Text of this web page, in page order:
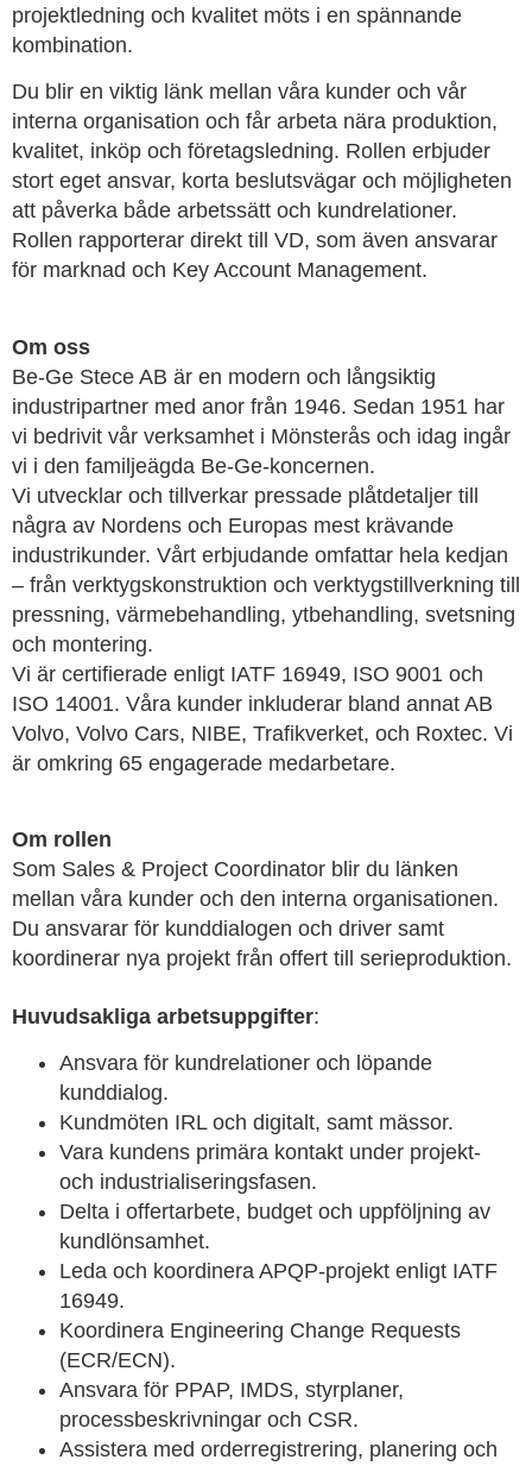
projektledning och kvalitet möts i en spännande
kombination.
Du blir en viktig länk mellan våra kunder och vår
interna organisation och får arbeta nära produktion,
kvalitet, inköp och företagsledning. Rollen erbjuder
stort eget ansvar, korta beslutsvägar och möjligheten
att påverka både arbetssätt och kundrelationer.
Rollen rapporterar direkt till VD, som även ansvarar
för marknad och Key Account Management.
Om oss
Be-Ge Stece AB är en modern och långsiktig
industripartner med anor från 1946. Sedan 1951 har
vi bedrivit vår verksamhet i Mönsterås och idag ingår
vi i den familjeägda Be-Ge-koncernen.
Vi utvecklar och tillverkar pressade plåtdetaljer till
några av Nordens och Europas mest krävande
industrikunder. Vårt erbjudande omfattar hela kedjan
– från verktygskonstruktion och verktygstillverkning till
pressning, värmebehandling, ytbehandling, svetsning
och montering.
Vi är certifierade enligt IATF 16949, ISO 9001 och
ISO 14001. Våra kunder inkluderar bland annat AB
Volvo, Volvo Cars, NIBE, Trafikverket, och Roxtec. Vi
är omkring 65 engagerade medarbetare.
Om rollen
Som Sales & Project Coordinator blir du länken
mellan våra kunder och den interna organisationen.
Du ansvarar för kunddialogen och driver samt
koordinerar nya projekt från offert till serieproduktion.
Huvudsakliga arbetsuppgifter:
Ansvara för kundrelationer och löpande
kunddialog.
Kundmöten IRL och digitalt, samt mässor.
Vara kundens primära kontakt under projekt-
och industrialiseringsfasen.
Delta i offertarbete, budget och uppföljning av
kundlönsamhet.
Leda och koordinera APQP-projekt enligt IATF
16949.
Koordinera Engineering Change Requests
(ECR/ECN).
Ansvara för PPAP, IMDS, styrplaner,
processbeskrivningar och CSR.
Assistera med orderregistrering, planering och